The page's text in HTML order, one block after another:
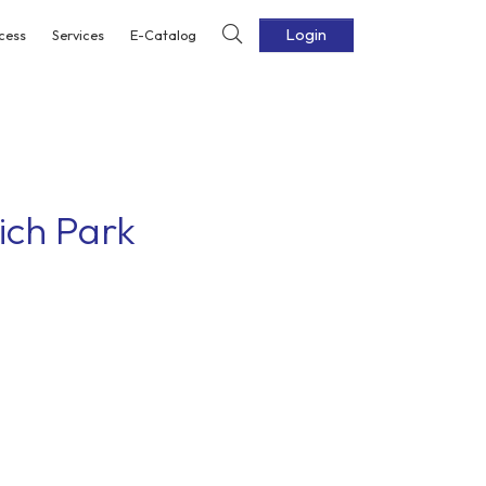
Services E-Catalog Login
Park